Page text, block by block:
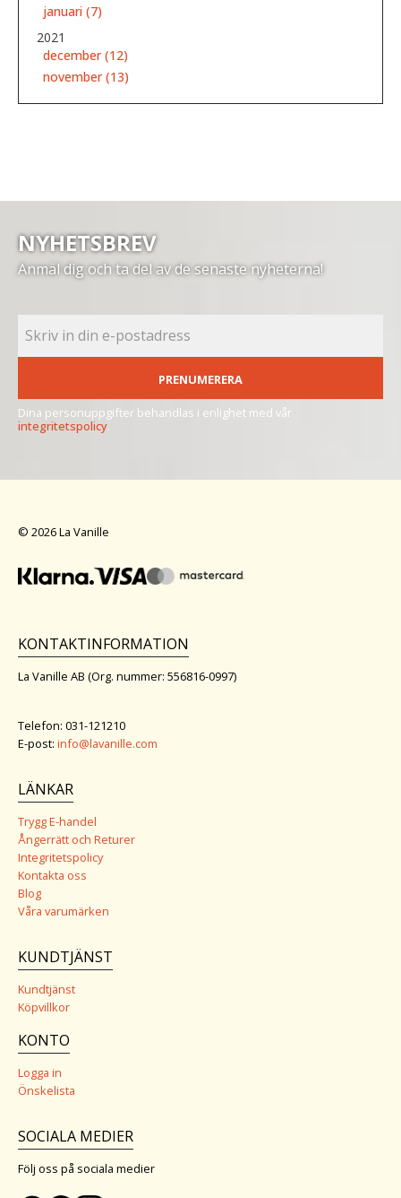
januari (7)
2021
december (12)
november (13)
NYHETSBREV
Anmäl dig och ta del av de senaste nyheterna!
PRENUMERERA
Dina personuppgifter behandlas i enlighet med vår
integritetspolicy.
© 2026 La Vanille
KONTAKTINFORMATION
La Vanille AB (Org. nummer: 556816-0997)
Telefon: 031-121210
E-post: info@lavanille.com
LÄNKAR
Trygg E-handel
Ångerrätt och Returer
Integritetspolicy
Kontakta oss
Blog
Våra varumärken
KUNDTJÄNST
Kundtjänst
Köpvillkor
KONTO
Logga in
Önskelista
SOCIALA MEDIER
Följ oss på sociala medier